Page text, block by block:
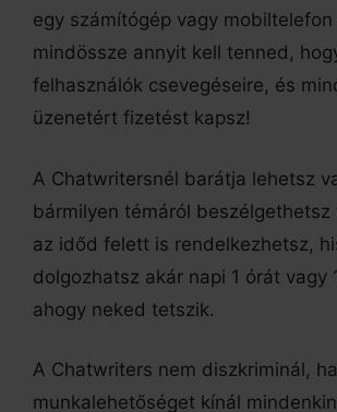
egy számítógép vagy
mindössze annyit kell tenned,
felhasználók csevegéseire, és
üzenetért fizetést kapsz!
A Chatwritersnél barátja lehetsz
bármilyen témáról beszélgethetsz
az időd felett is rendelkezhetsz,
dolgozhatsz akár napi 1 órát vagy
ahogy neked tetszik.
A Chatwriters nem diszkriminál,
munkalehetőséget kínál